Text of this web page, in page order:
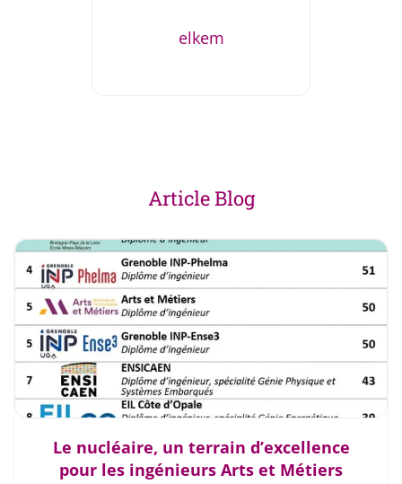
elkem
Article Blog
Le nucléaire, un terrain d’excellence
pour les ingénieurs Arts et Métiers